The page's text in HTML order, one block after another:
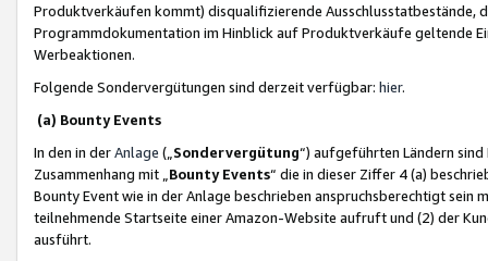
Produktverkäufen kommt) disqualifizierende Ausschlusstatbestände,
Programmdokumentation im Hinblick auf Produktverkäufe geltende
Werbeaktionen.
Folgende Sondervergütungen sind derzeit verfügbar: hier.
(a) Bounty Events
In den in derAnlage („ Sondervergütung“) aufgeführten Ländern
Zusammenhang mit „ Bounty Events“ die in dieser Ziffer 4 (a)
Bounty Event wie in der Anlage beschrieben anspruchsberechtigt sein
teilnehmende Startseite einer Amazon-Website aufruft und (2) der
ausführt.